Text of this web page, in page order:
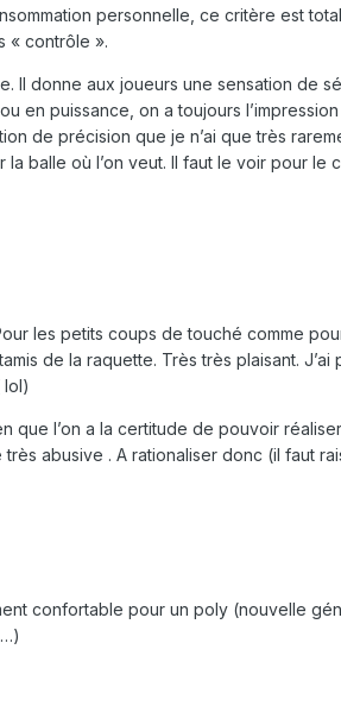
personnelle, ce critère est
« contrôle ».
Il donne aux joueurs une sensation de
en puissance, on a toujours
de précision que je n’ai que très
balle où l’on veut. Il faut le voir pour le
les petits coups de touché comme
de la raquette. Très très plaisant. J’ai
lol)
que l’on a la certitude de pouvoir
abusive . A rationaliser donc (il faut
confortable pour un poly (nouvelle